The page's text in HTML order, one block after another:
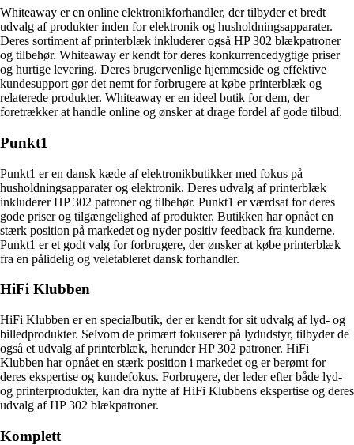
Whiteaway er en online elektronikforhandler, der tilbyder et bredt
udvalg af produkter inden for elektronik og husholdningsapparater.
Deres sortiment af printerblæk inkluderer også HP 302 blækpatroner
og tilbehør. Whiteaway er kendt for deres konkurrencedygtige priser
og hurtige levering. Deres brugervenlige hjemmeside og effektive
kundesupport gør det nemt for forbrugere at købe printerblæk og
relaterede produkter. Whiteaway er en ideel butik for dem, der
foretrækker at handle online og ønsker at drage fordel af gode tilbud.
Punkt1
Punkt1 er en dansk kæde af elektronikbutikker med fokus på
husholdningsapparater og elektronik. Deres udvalg af printerblæk
inkluderer HP 302 patroner og tilbehør. Punkt1 er værdsat for deres
gode priser og tilgængelighed af produkter. Butikken har opnået en
stærk position på markedet og nyder positiv feedback fra kunderne.
Punkt1 er et godt valg for forbrugere, der ønsker at købe printerblæk
fra en pålidelig og veletableret dansk forhandler.
HiFi Klubben
HiFi Klubben er en specialbutik, der er kendt for sit udvalg af lyd- og
billedprodukter. Selvom de primært fokuserer på lydudstyr, tilbyder de
også et udvalg af printerblæk, herunder HP 302 patroner. HiFi
Klubben har opnået en stærk position i markedet og er berømt for
deres ekspertise og kundefokus. Forbrugere, der leder efter både lyd-
og printerprodukter, kan dra nytte af HiFi Klubbens ekspertise og deres
udvalg af HP 302 blækpatroner.
Komplett